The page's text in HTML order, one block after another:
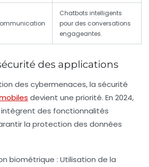
Chatbots intelligents
pour des conversations
engageantes.
des applications
des cybermenaces, la sécurité
devient une priorité. En 2024,
des fonctionnalités
la protection des données
biométrique : Utilisation de la